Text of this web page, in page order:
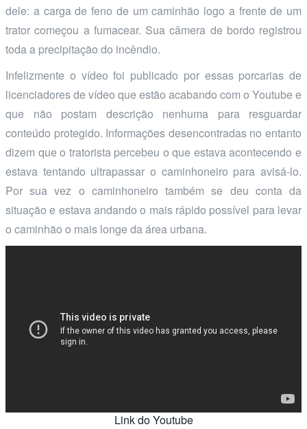
dele: a carga de feno de um caminhão logo a frente de um
trator começou a fumacear. Sua câmera de bordo registrou
toda a precipitação do incêndio.
Infelizmente o vídeo foi publicado por essas porcarias de
licenciadores de vídeo que estão acabando com o Youtube e
que não postam descrição nenhuma para resguardar
conteúdo protegido. Informações desencontradas no entanto
dizem que o tratorista percebeu o que estava acontecendo e
estava tentando ultrapassar o caminhoneiro para avisá-lo.
Por sua vez o caminhoneiro também se deu conta da
situação e estava andando o mais rápido possível para levar
o caminhão o mais longe da área urbana.
Link do Youtube